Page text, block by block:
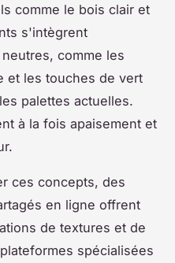
comme le bois clair et
s'intègrent
comme les
et les touches de vert
palettes actuelles.
à la fois apaisement et
ces concepts, des
en ligne offrent
de textures et de
spécialisées